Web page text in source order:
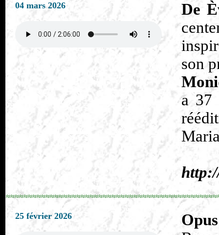
04 mars 2026
De
son
a 37
25 février 2026